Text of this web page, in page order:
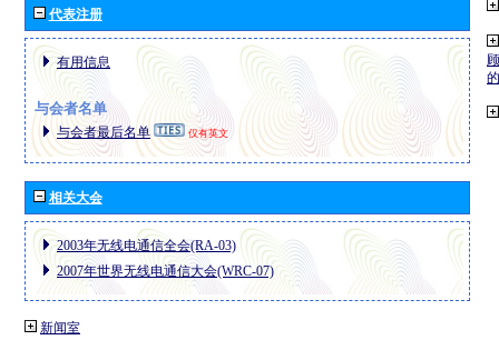
代表注册
有用信息
与会者名单
与会者最后名单 仅有英文
相关大会
2003年无线电通信全会(RA-03)
2007年世界无线电通信大会(WRC-07)
新闻室